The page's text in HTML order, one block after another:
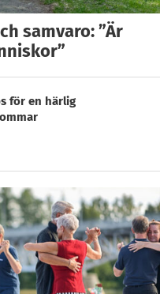
samvaro: ”Är
för en härlig